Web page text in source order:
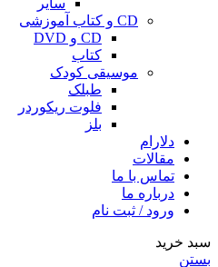
CD و کتاب آموزشی
CD و DVD
کتاب
موسیقی کودک
طبلک
فلوت ریکوردر
بلز
دلارام
مقالات
تماس با ما
درباره ما
ورود / ثبت نام
سبد خرید
بستن